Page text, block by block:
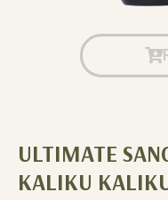
ULTIMATE
KALIKU